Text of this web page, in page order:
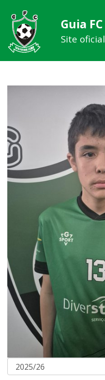
Guia FC
Site oficial